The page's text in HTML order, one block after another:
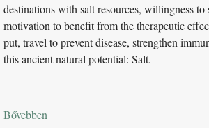
destinations with salt resources, willingness to
motivation to benefit from the therapeutic
put, travel to prevent disease, strengthen
this ancient natural potential: Salt.
Bővebben